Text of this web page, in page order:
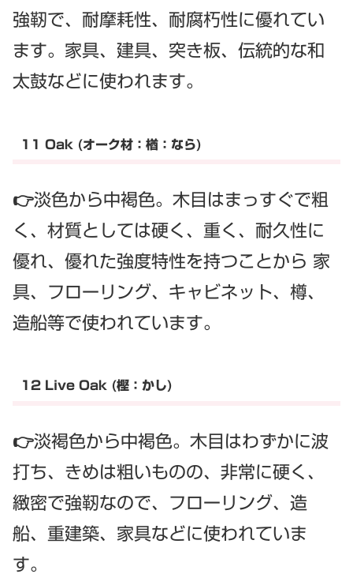
強靭で、耐摩耗性、耐腐朽性に優れてい
ます。家具、建具、突き板、伝統的な和
太鼓などに使われます。
11 Oak (オーク材：楢：なら)
👉淡色から中褐色。木目はまっすぐで粗
く、材質としては硬く、重く、耐久性に
優れ、優れた強度特性を持つことから 家
具、フローリング、キャビネット、樽、
造船等で使われています。
12 Live Oak (樫：かし)
👉淡褐色から中褐色。木目はわずかに波
打ち、きめは粗いものの、非常に硬く、
緻密で強靭なので、フローリング、造
船、重建築、家具などに使われていま
す。